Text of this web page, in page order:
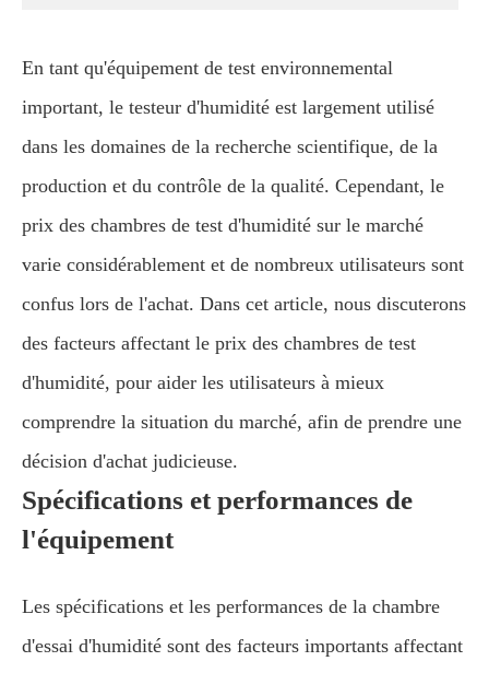
En tant qu'équipement de test environnemental
important, le testeur d'humidité est largement utilisé
dans les domaines de la recherche scientifique, de la
production et du contrôle de la qualité. Cependant, le
prix des chambres de test d'humidité sur le marché
varie considérablement et de nombreux utilisateurs sont
confus lors de l'achat. Dans cet article, nous discuterons
des facteurs affectant le prix des chambres de test
d'humidité, pour aider les utilisateurs à mieux
comprendre la situation du marché, afin de prendre une
décision d'achat judicieuse.
Spécifications et performances de
l'équipement
Les spécifications et les performances de la chambre
d'essai d'humidité sont des facteurs importants affectant